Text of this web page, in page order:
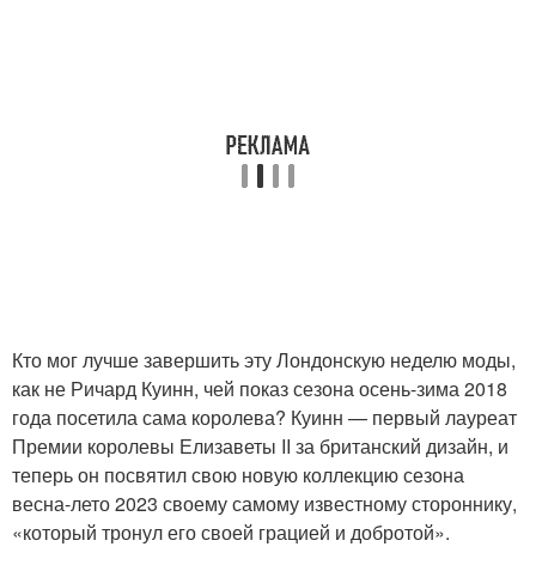
Кто мог лучше завершить эту Лондонскую неделю моды,
как не Ричард Куинн, чей показ сезона осень-зима 2018
года посетила сама королева? Куинн — первый лауреат
Премии королевы Елизаветы II за британский дизайн, и
теперь он посвятил свою новую коллекцию сезона
весна-лето 2023 своему самому известному стороннику,
«который тронул его своей грацией и добротой».